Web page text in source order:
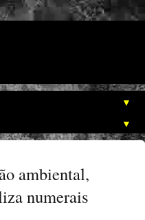
▼
▼
ambiental,
numerais